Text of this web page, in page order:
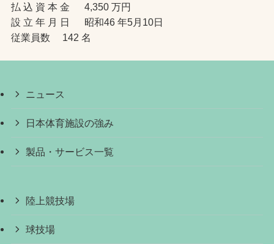
払 込 資 本 金 4,350 万円
設 立 年 月 日 昭和46 年5月10日
従業員数 142 名
ニュース
日本体育施設の強み
製品・サービス一覧
陸上競技場
球技場